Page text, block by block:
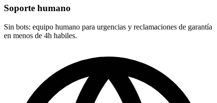
Soporte humano
Sin bots: equipo humano para urgencias y reclamaciones de garantía
en menos de 4h habiles.